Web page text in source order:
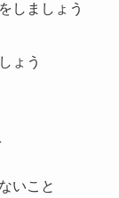
しましょう
ょう
いこと